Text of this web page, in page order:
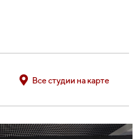
Все студии на карте